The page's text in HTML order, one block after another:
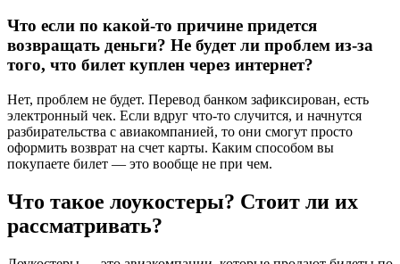
Что если по какой-то причине придется
возвращать деньги? Не будет ли проблем из-за
того, что билет куплен через интернет?
Нет, проблем не будет. Перевод банком зафиксирован, есть
электронный чек. Если вдруг что-то случится, и начнутся
разбирательства с авиакомпанией, то они смогут просто
оформить возврат на счет карты. Каким способом вы
покупаете билет — это вообще не при чем.
Что такое лоукостеры? Стоит ли их
рассматривать?